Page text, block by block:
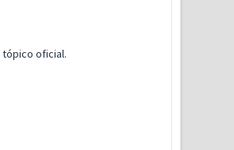
tópico oficial.